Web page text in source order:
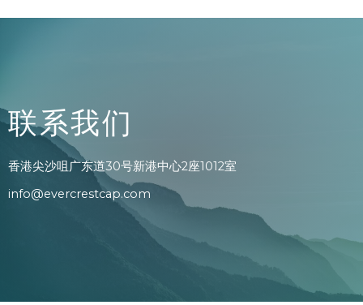
联系我们
香港尖沙咀广东道30号新港中心2座1012室
info@evercrestcap.com